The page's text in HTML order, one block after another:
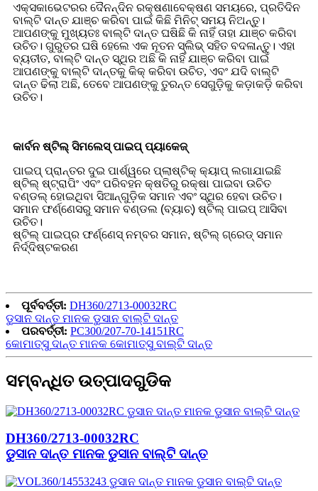
ଏକ୍ସକାଭେଟରର ଦୈନନ୍ଦିନ ରକ୍ଷଣାବେକ୍ଷଣ ସମୟରେ, ପ୍ରତିଦିନ
ବାଲ୍ଟି ଦାନ୍ତ ଯାଞ୍ଚ କରିବା ପାଇଁ କିଛି ମିନିଟ୍ ସମୟ ନିଅନ୍ତୁ।
ଆପଣଙ୍କୁ ମୁଖ୍ୟତଃ ବାଲ୍ଟି ଦାନ୍ତ ଘଷିଛି କି ନାହିଁ ତାହା ଯାଞ୍ଚ କରିବା
ଉଚିତ। ଗୁରୁତର ଘଷି ହେଲେ ଏକ ନୂତନ ସ୍ଲିଭ୍ ସହିତ ବଦଳାନ୍ତୁ। ଏହା
ବ୍ୟତୀତ, ବାଲ୍ଟି ଦାନ୍ତ ସ୍ଥିର ଅଛି କି ନାହିଁ ଯାଞ୍ଚ କରିବା ପାଇଁ
ଆପଣଙ୍କୁ ବାଲ୍ଟି ଦାନ୍ତକୁ କିକ୍ କରିବା ଉଚିତ, ଏବଂ ଯଦି ବାଲ୍ଟି
ଦାନ୍ତ ଢିଲା ଅଛି, ତେବେ ଆପଣଙ୍କୁ ତୁରନ୍ତ ସେଗୁଡ଼ିକୁ କଡ଼ାକଡ଼ି କରିବା
ଉଚିତ।
କାର୍ବନ ଷ୍ଟିଲ୍ ସିମଲେସ୍ ପାଇପ୍ ପ୍ୟାକେଜ୍
ପାଇପ୍ ପ୍ରାନ୍ତର ଦୁଇ ପାର୍ଶ୍ୱରେ ପ୍ଲାଷ୍ଟିକ୍ କ୍ୟାପ୍ ଲଗାଯାଇଛି
ଷ୍ଟିଲ୍ ଷ୍ଟ୍ରାପିଂ ଏବଂ ପରିବହନ କ୍ଷତିରୁ ରକ୍ଷା ପାଇବା ଉଚିତ
ବଣ୍ଡଲ୍ ହୋଇଥିବା ସିଆନ୍‌ଗୁଡ଼ିକ ସମାନ ଏବଂ ସ୍ଥିର ହେବା ଉଚିତ।
ସମାନ ଫର୍ଣ୍ଣେସରୁ ସମାନ ବଣ୍ଡଲ (ବ୍ୟାଚ୍) ଷ୍ଟିଲ୍ ପାଇପ୍ ଆସିବା
ଉଚିତ।
ଷ୍ଟିଲ୍ ପାଇପ୍‌ର ଫର୍ଣ୍ଣେସ୍ ନମ୍ବର ସମାନ, ଷ୍ଟିଲ୍ ଗ୍ରେଡ୍ ସମାନ
ନିର୍ଦ୍ଦିଷ୍ଟକରଣ
ପୂର୍ବବର୍ତ୍ତୀ: DH360/2713-00032RC
ଡୁସାନ ଦାନ୍ତ ମାନକ ଡୁସାନ ବାଲ୍ଟି ଦାନ୍ତ
ପରବର୍ତ୍ତୀ: PC300/207-70-14151RC
କୋମାତ୍ସୁ ଦାନ୍ତ ମାନକ କୋମାତ୍ସୁ ବାଲ୍ଟି ଦାନ୍ତ
ସମ୍ବନ୍ଧିତ ଉତ୍ପାଦଗୁଡିକ
DH360/2713-00032RC
ଡୁସାନ ଦାନ୍ତ ମାନକ ଡୁସାନ ବାଲ୍ଟି ଦାନ୍ତ